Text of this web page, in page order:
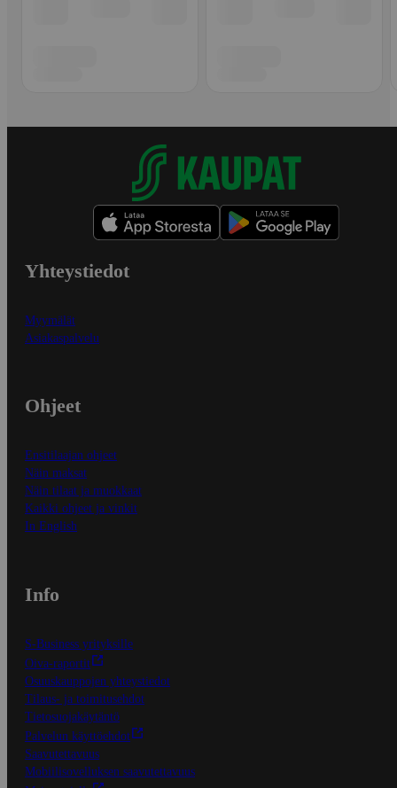
Yhteystiedot
Myymälät
Asiakaspalvelu
Ohjeet
Ensitilaajan ohjeet
Näin maksat
Näin tilaat ja muokkaat
Kaikki ohjeet ja vinkit
In English
Info
S-Business yrityksille
Oiva-raportit
Osuuskauppojen yhteystiedot
Tilaus- ja toimitusehdot
Tietosuojakäytäntö
Palvelun käyttöehdot
Saavutettavuus
Mobiilisovelluksen saavutettavuus